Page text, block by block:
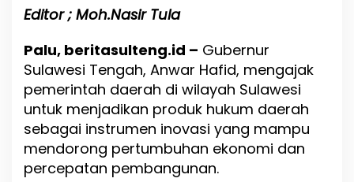
g
i
n
a
u
l
a
w
e
Editor ; Moh.Nasir Tula
Palu, beritasulteng.id – Gubernur
Sulawesi Tengah, Anwar Hafid, mengajak
pemerintah daerah di wilayah Sulawesi
untuk menjadikan produk hukum daerah
sebagai instrumen inovasi yang mampu
mendorong pertumbuhan ekonomi dan
percepatan pembangunan.